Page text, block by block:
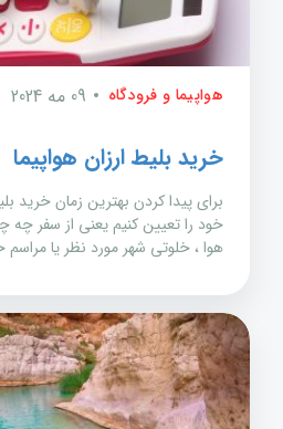
هواپیما و فرودگاه 09 مه 2024
خرید بلیط ارزان هواپیما
برای پیدا کردن بهترین زمان خرید
خود را تعیین کنیم یعنی از سفر چه
هوا ، خلوتی شهر مورد نظر یا